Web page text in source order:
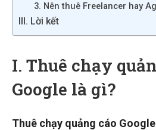
3. Nên thuê Freelancer hay
III. Lời kết
I. Thuê chạy
Google là gì?
Thuê chạy quảng cáo